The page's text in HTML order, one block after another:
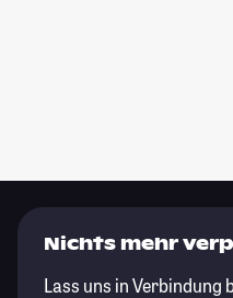
Nichts mehr
Lass uns in Verbindung